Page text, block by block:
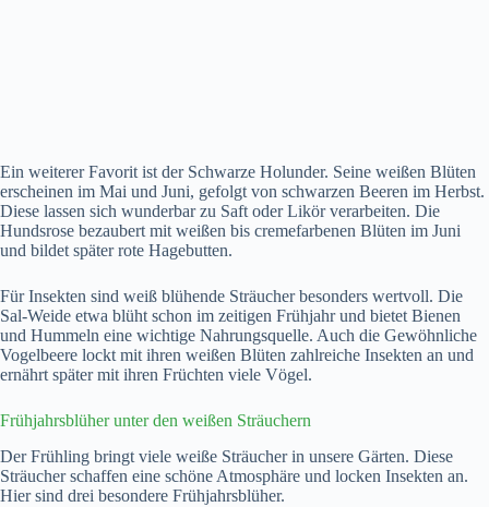
Ein weiterer Favorit ist der Schwarze Holunder. Seine weißen Blüten
erscheinen im Mai und Juni, gefolgt von schwarzen Beeren im Herbst.
Diese lassen sich wunderbar zu Saft oder Likör verarbeiten. Die
Hundsrose bezaubert mit weißen bis cremefarbenen Blüten im Juni
und bildet später rote Hagebutten.
Für Insekten sind weiß blühende Sträucher besonders wertvoll. Die
Sal-Weide etwa blüht schon im zeitigen Frühjahr und bietet Bienen
und Hummeln eine wichtige Nahrungsquelle. Auch die Gewöhnliche
Vogelbeere lockt mit ihren weißen Blüten zahlreiche Insekten an und
ernährt später mit ihren Früchten viele Vögel.
Frühjahrsblüher unter den weißen Sträuchern
Der Frühling bringt viele weiße Sträucher in unsere Gärten. Diese
Sträucher schaffen eine schöne Atmosphäre und locken Insekten an.
Hier sind drei besondere Frühjahrsblüher.